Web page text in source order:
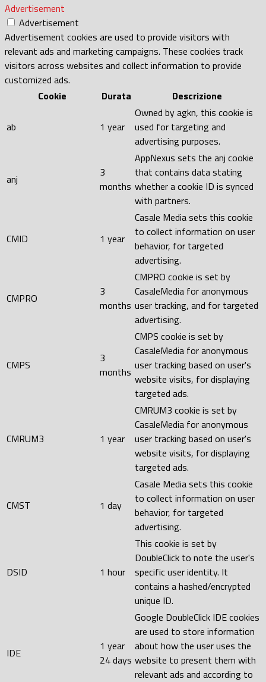
Advertisement
Advertisement
Advertisement cookies are used to provide visitors with
relevant ads and marketing campaigns. These cookies track
visitors across websites and collect information to provide
customized ads.
Cookie
Durata Descrizione
ab 1 year
Owned by agkn, this cookie is
used for targeting and
advertising purposes.
anj
3
months
AppNexus sets the anj cookie
that contains data stating
whether a cookie ID is synced
with partners.
CMID 1 year
Casale Media sets this cookie
to collect information on user
behavior, for targeted
advertising.
CMPRO
3
months
CMPRO cookie is set by
CasaleMedia for anonymous
user tracking, and for targeted
advertising.
CMPS
3
months
CMPS cookie is set by
CasaleMedia for anonymous
user tracking based on user's
website visits, for displaying
targeted ads.
CMRUM3 1 year
CMRUM3 cookie is set by
CasaleMedia for anonymous
user tracking based on user's
website visits, for displaying
targeted ads.
CMST 1 day
Casale Media sets this cookie
to collect information on user
behavior, for targeted
advertising.
DSID 1 hour
This cookie is set by
DoubleClick to note the user's
specific user identity. It
contains a hashed/encrypted
unique ID.
IDE
1 year
24 days
Google DoubleClick IDE cookies
are used to store information
about how the user uses the
website to present them with
relevant ads and according to